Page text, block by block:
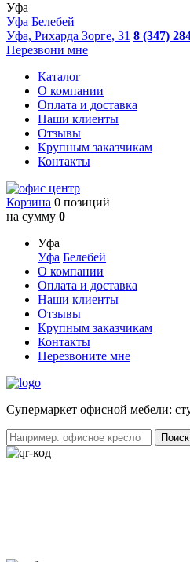
Уфа
Уфа Белебей
Уфа, Рихарда Зорге, 31 8 (347)
Перезвони мне
Каталог
О компании
Оплата и доставка
Наши клиенты
Отзывы
Крупным заказчикам
Контакты
Корзина 0 позиций
на сумму 0
Уфа
Уфа Белебей
О компании
Оплата и доставка
Наши клиенты
Отзывы
Крупным заказчикам
Контакты
Перезвоните мне
Cупермаркет офисной мебели: